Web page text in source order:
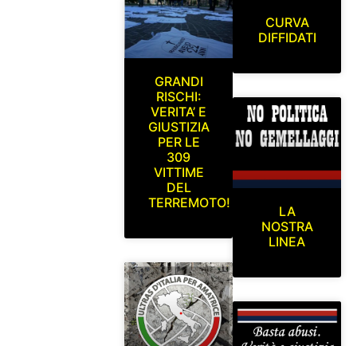
GRANDI
RISCHI:
VERITA’ E
GIUSTIZIA
PER LE
309
VITTIME
DEL
TERREMOTO!
CURVA
DIFFIDATI
LA
NOSTRA
LINEA